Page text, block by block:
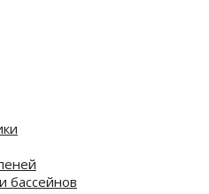
бассейнов